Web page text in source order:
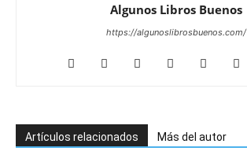
Algunos Libros Buenos
https://algunoslibrosbuenos.com/
Artículos relacionados Más del autor